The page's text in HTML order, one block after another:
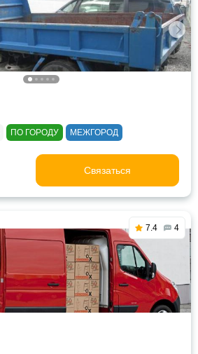
ПО ГОРОДУ МЕЖГОРОД
Связаться
7.4 4